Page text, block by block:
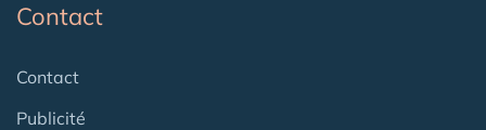
Contact
Contact
Publicité